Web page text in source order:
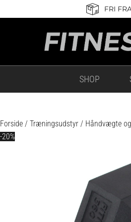
til
FRI
SHOP
Forside / Træningsudstyr / Håndvægte
-20%